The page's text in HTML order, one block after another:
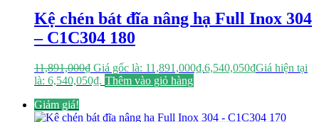
Kệ chén bát đĩa nâng hạ Full Inox 304
– C1C304 180
11,891,000₫ Giá gốc là: 11,891,000₫.6,540,050₫Giá hiện tại
là: 6,540,050₫. Thêm vào giỏ hàng
Giảm giá!